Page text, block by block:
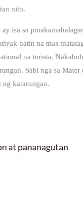
nito.
isa sa
natin na mas
na turista.
Sabi nga sa Mater
ng katarungan.
at pananagutan